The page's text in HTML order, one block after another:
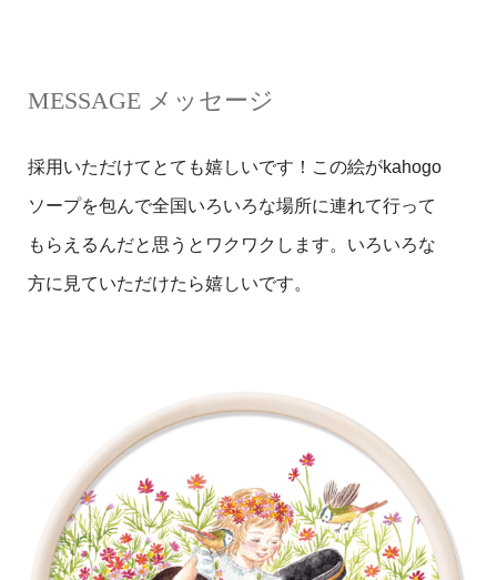
MESSAGE メッセージ
採用いただけてとても嬉しいです！この絵がkahogo
ソープを包んで全国いろいろな場所に連れて行って
もらえるんだと思うとワクワクします。いろいろな
方に見ていただけたら嬉しいです。